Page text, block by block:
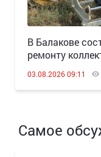
В Балакове
ремонту
03.08.2026 09:11
Самое